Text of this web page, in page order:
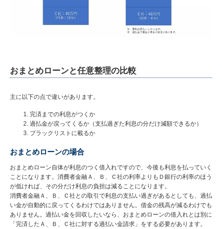
おまとめローンと任意整理の比較
主に以下の点で違いがあります。
完済までの利息がつくか
過払金が戻ってくるか（支払過ぎた利息の分だけ減額できるか）
ブラックリストに載るか
おまとめローンの場合
おまとめローン自体が利息のつく借入れですので、今後も利息を払っていく
ことになります。消費者金融Ａ、Ｂ、Ｃ社の利率よりもＤ銀行の利率のほう
が低ければ、その分だけ利息の負担は減ることになります。
消費者金融Ａ、Ｂ、Ｃ社との取引で利息の支払い過ぎがあるとしても、過払
い金が自動的に戻ってくるわけではありません。借金の残高が減るわけでも
ありません。過払い金を回収したいなら、おまとめローンの借入れとは別に
「完済したＡ、Ｂ、Ｃ社に対する過払い金請求」をする必要があります。